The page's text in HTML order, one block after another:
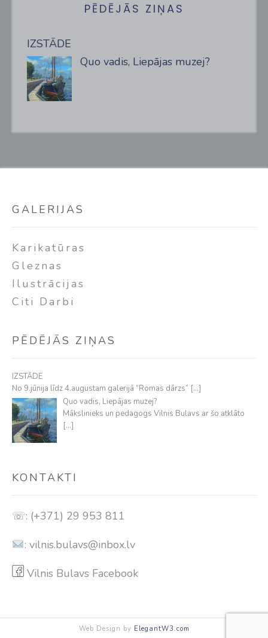
PĒDĒJĀS ZIŅAS
IZSTĀDE
Quo vadis, Liepājas muzej?
GALERIJAS
Karikatūras
Gleznas
Ilustrācijas
Citi Darbi
PĒDĒJĀS ZIŅAS
IZSTĀDE
No 9.jūnija līdz 4.augustam galerijā “Romas dārzs” […]
Quo vadis, Liepājas muzej?
Mākslinieks un pedagogs Vilnis Bulavs ar šo atklāto
[…]
KONTAKTI
☏: (+371) 29 953 811
: vilnis.bulavs@inbox.lv
Vilnis Bulavs Facebook
Web Design by ElegantW3.com